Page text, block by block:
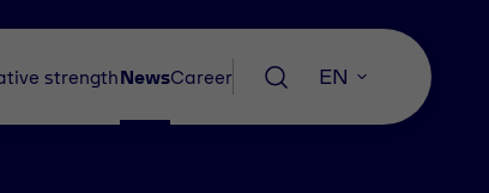
strengthNewsCareer EN